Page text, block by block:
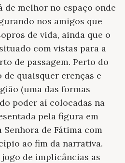
de melhor no espaço onde
nos amigos que
de vida, ainda que o
com vistas para a
de passagem. Perto do
de quaisquer crenças e
(uma das formas
poder aí colocadas na
pela figura em
Senhora de Fátima com
ao fim da narrativa.
de implicâncias as